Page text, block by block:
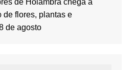
de Holambra chega a
de flores, plantas e
de agosto